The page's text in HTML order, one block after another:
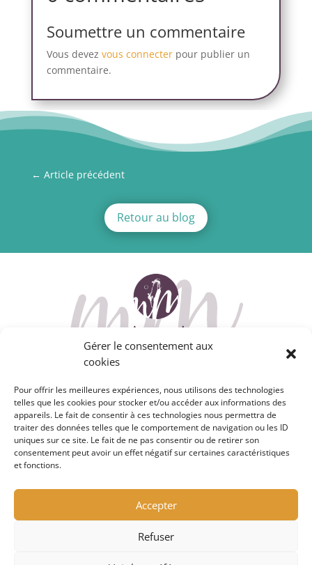
Gérer le consentement aux
cookies
Pour offrir les meilleures expériences, nous utilisons des technologies
telles que les cookies pour stocker et/ou accéder aux informations des
appareils. Le fait de consentir à ces technologies nous permettra de
traiter des données telles que le comportement de navigation ou les ID
uniques sur ce site. Le fait de ne pas consentir ou de retirer son
consentement peut avoir un effet négatif sur certaines caractéristiques
et fonctions.
Accepter
Refuser
Soumettre un commentaire
Vous devez vous connecterpour publier un
commentaire.
← Article précédent
Retour au blog
A propos
Contact
Mentions légales et Politique de confidentialité